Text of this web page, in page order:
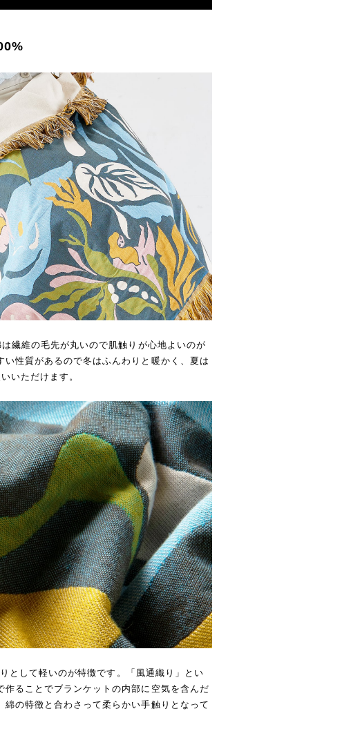
繊維の毛先が丸いので肌触りが心地よいのが
性質があるので冬はふんわりと暖かく、夏は
いただけます。
として軽いのが特徴です。「風通織り」とい
作ることでブランケットの内部に空気を含んだ
の特徴と合わさって柔らかい手触りとなって